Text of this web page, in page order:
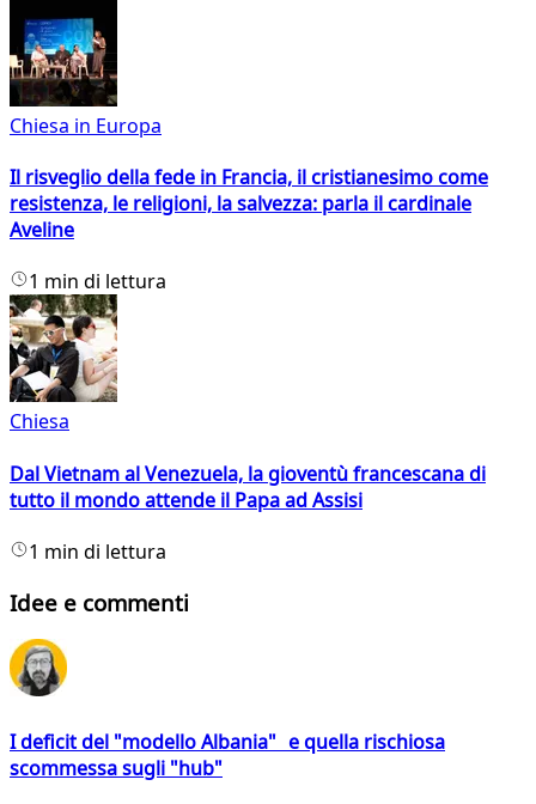
Chiesa in Europa
Il risveglio della fede in Francia, il cristianesimo come
resistenza, le religioni, la salvezza: parla il cardinale
Aveline
1 min di lettura
Chiesa
Dal Vietnam al Venezuela, la gioventù francescana di
tutto il mondo attende il Papa ad Assisi
1 min di lettura
Idee e commenti
I deficit del "modello Albania" e quella rischiosa
scommessa sugli "hub"